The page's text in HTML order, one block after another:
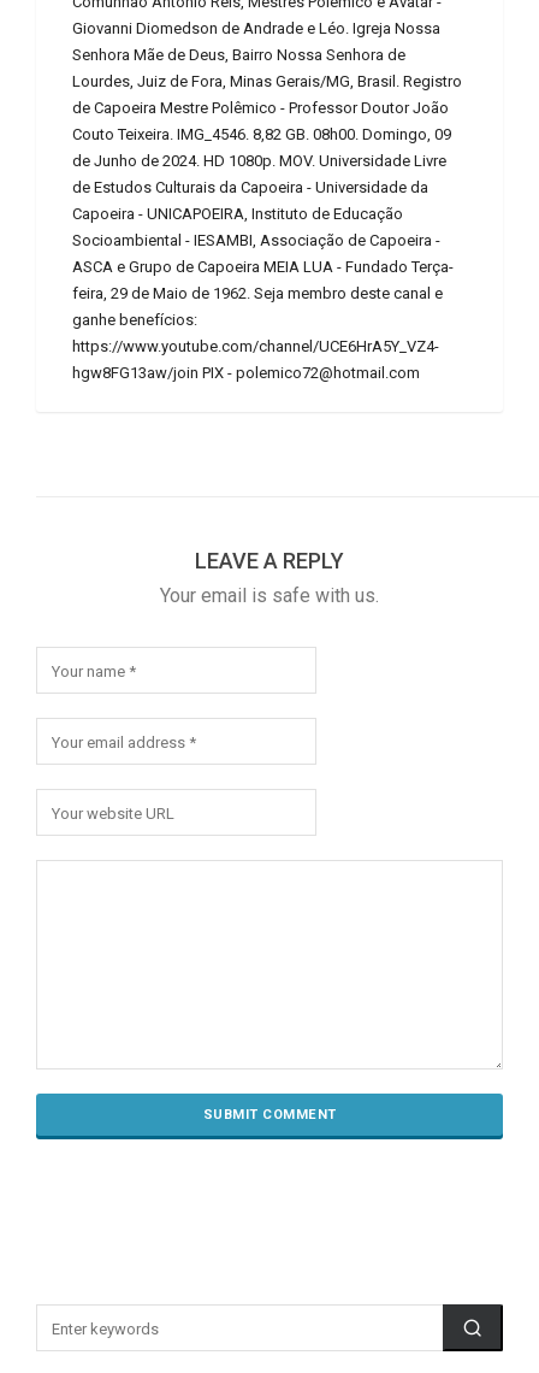
Giovanni Diomedson de Andrade e Léo. Igreja Nossa
Senhora Mãe de Deus, Bairro Nossa Senhora de
Lourdes, Juiz de Fora, Minas Gerais/MG, Brasil. Registro
de Capoeira Mestre Polêmico - Professor Doutor João
Couto Teixeira. IMG_4546. 8,82 GB. 08h00. Domingo, 09
de Junho de 2024. HD 1080p. MOV. Universidade Livre
de Estudos Culturais da Capoeira - Universidade da
Capoeira - UNICAPOEIRA, Instituto de Educação
Socioambiental - IESAMBI, Associação de Capoeira -
ASCA e Grupo de Capoeira MEIA LUA - Fundado Terça-
feira, 29 de Maio de 1962. Seja membro deste canal e
ganhe benefícios:
https://www.youtube.com/channel/UCE6HrA5Y_VZ4-
hgw8FG13aw/join PIX - polemico72@hotmail.com
LEAVE A REPLY
Your email is safe with us.